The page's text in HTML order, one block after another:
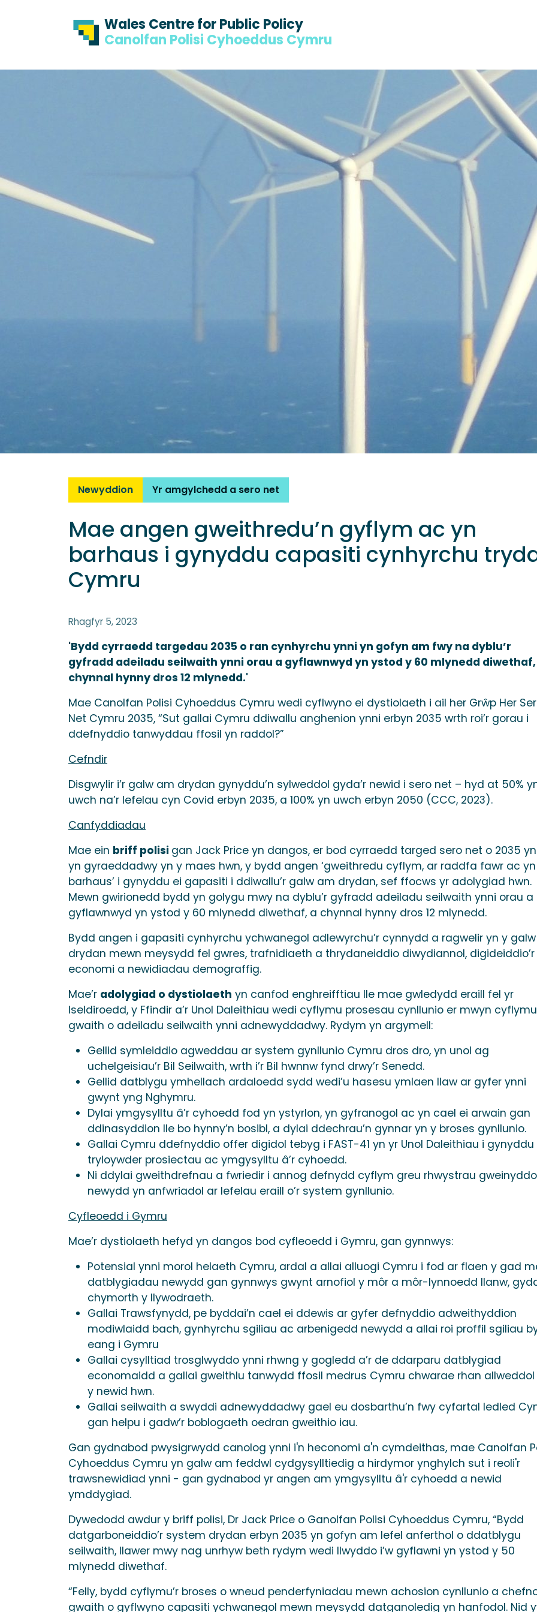
Wales Centre for Public Policy
Canolfan Polisi Cyhoeddus Cymru
Newyddion Yr amgylchedd a sero net
Mae angen gweithredu’n gyflym ac yn
barhaus i gynyddu capasiti cynhyrchu
Cymru
Rhagfyr 5, 2023
'Bydd cyrraedd targedau 2035 o ran cynhyrchu ynni yn gofyn am fwy na dyblu’r
gyfradd adeiladu seilwaith ynni orau a gyflawnwyd yn ystod y 60 mlynedd diwethaf,
chynnal hynny dros 12 mlynedd.'
Mae Canolfan Polisi Cyhoeddus Cymru wedi cyflwyno ei dystiolaeth i ail her Grŵp Her
Net Cymru 2035, “Sut gallai Cymru ddiwallu anghenion ynni erbyn 2035 wrth roi’r gorau i
ddefnyddio tanwyddau ffosil yn raddol?”
Cefndir
Disgwylir i’r galw am drydan gynyddu’n sylweddol gyda’r newid i sero net – hyd at 50%
uwch na’r lefelau cyn Covid erbyn 2035, a 100% yn uwch erbyn 2050 (CCC, 2023).
Canfyddiadau
Mae ein briff polisi gan Jack Price yn dangos, er bod cyrraedd targed sero net o 2035
yn gyraeddadwy yn y maes hwn, y bydd angen ‘gweithredu cyflym, ar raddfa fawr ac yn
barhaus’ i gynyddu ei gapasiti i ddiwallu’r galw am drydan, sef ffocws yr adolygiad hwn.
Mewn gwirionedd bydd yn golygu mwy na dyblu’r gyfradd adeiladu seilwaith ynni orau a
gyflawnwyd yn ystod y 60 mlynedd diwethaf, a chynnal hynny dros 12 mlynedd.
Bydd angen i gapasiti cynhyrchu ychwanegol adlewyrchu’r cynnydd a ragwelir yn y
drydan mewn meysydd fel gwres, trafnidiaeth a thrydaneiddio diwydiannol, digideiddio’r
economi a newidiadau demograffig.
Mae’r adolygiad o dystiolaeth yn canfod enghreifftiau lle mae gwledydd eraill fel yr
Iseldiroedd, y Ffindir a’r Unol Daleithiau wedi cyflymu prosesau cynllunio er mwyn
gwaith o adeiladu seilwaith ynni adnewyddadwy. Rydym yn argymell:
Gellid symleiddio agweddau ar system gynllunio Cymru dros dro, yn unol ag
uchelgeisiau’r Bil Seilwaith, wrth i’r Bil hwnnw fynd drwy’r Senedd.
Gellid datblygu ymhellach ardaloedd sydd wedi’u hasesu ymlaen llaw ar gyfer ynni
gwynt yng Nghymru.
Dylai ymgysylltu â’r cyhoedd fod yn ystyrlon, yn gyfranogol ac yn cael ei arwain gan
ddinasyddion lle bo hynny’n bosibl, a dylai ddechrau’n gynnar yn y broses gynllunio.
Gallai Cymru ddefnyddio offer digidol tebyg i FAST-41 yn yr Unol Daleithiau i gynyddu
tryloywder prosiectau ac ymgysylltu â’r cyhoedd.
Ni ddylai gweithdrefnau a fwriedir i annog defnydd cyflym greu rhwystrau
newydd yn anfwriadol ar lefelau eraill o’r system gynllunio.
Cyfleoedd i Gymru
Mae’r dystiolaeth hefyd yn dangos bod cyfleoedd i Gymru, gan gynnwys:
Potensial ynni morol helaeth Cymru, ardal a allai alluogi Cymru i fod ar flaen y gad
datblygiadau newydd gan gynnwys gwynt arnofiol y môr a môr-lynnoedd llanw,
chymorth y llywodraeth.
Gallai Trawsfynydd, pe byddai’n cael ei ddewis ar gyfer defnyddio adweithyddion
modiwlaidd bach, gynhyrchu sgiliau ac arbenigedd newydd a allai roi proffil sgiliau
eang i Gymru
Gallai cysylltiad trosglwyddo ynni rhwng y gogledd a’r de ddarparu datblygiad
economaidd a gallai gweithlu tanwydd ffosil medrus Cymru chwarae rhan allweddol
y newid hwn.
Gallai seilwaith a swyddi adnewyddadwy gael eu dosbarthu’n fwy cyfartal ledled
gan helpu i gadw’r boblogaeth oedran gweithio iau.
Gan gydnabod pwysigrwydd canolog ynni i'n heconomi a'n cymdeithas, mae Canolfan
Cyhoeddus Cymru yn galw am feddwl cydgysylltiedig a hirdymor ynghylch sut i reoli'r
trawsnewidiad ynni - gan gydnabod yr angen am ymgysylltu â'r cyhoedd a newid
ymddygiad.
Dywedodd awdur y briff polisi, Dr Jack Price o Ganolfan Polisi Cyhoeddus Cymru, “Bydd
datgarboneiddio’r system drydan erbyn 2035 yn gofyn am lefel anferthol o ddatblygu
seilwaith, llawer mwy nag unrhyw beth rydym wedi llwyddo i’w gyflawni yn ystod y 50
mlynedd diwethaf.
“Felly, bydd cyflymu’r broses o wneud penderfyniadau mewn achosion cynllunio a
gwaith o gyflwyno capasiti ychwanegol mewn meysydd datganoledig yn hanfodol. Nid